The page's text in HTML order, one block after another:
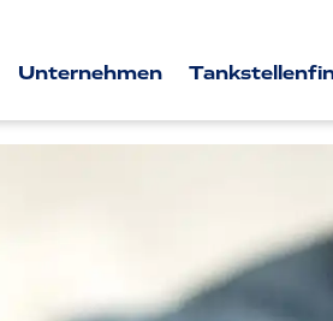
Unternehmen